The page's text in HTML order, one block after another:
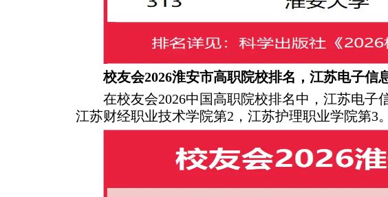
校友会2026淮安市高职院校排名，江苏电子
在校友会2026中国高职院校排名中，江苏电子
江苏财经职业技术学院第2，江苏护理职业学院第3